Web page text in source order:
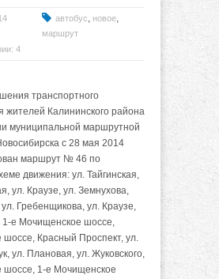
автобус, новое,
маршрут
4
транспортного
жителей Калининского района
муниципальной маршрутной
с 28 мая 2014
маршрут № 46 по
движения: ул. Тайгинская,
ул. Краузе, ул. Земнухова,
Гребенщикова, ул. Краузе,
1-е Мочищенское шоссе,
Красный Проспект, ул.
ул. Плановая, ул. Жуковского,
шоссе, 1-е Мочищенское